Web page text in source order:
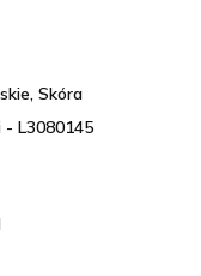
Skóra
- L3080145